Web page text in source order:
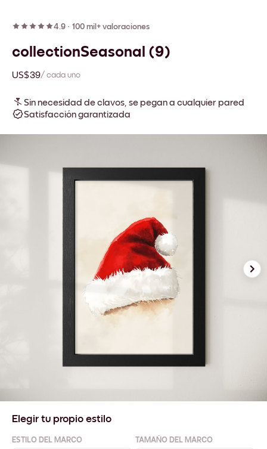
4.9 · 100 mil+ valoraciones
collectionSeasonal (9)
US$39/ cada uno
Sin necesidad de clavos, se pegan a cualquier pared
Satisfacción garantizada
Elegir tu propio estilo
ESTILO DEL MARCO TAMAÑO DEL MARCO